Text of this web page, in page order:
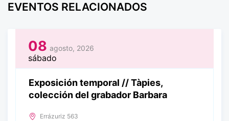
EVENTOS RELACIONADOS
08 agosto, 2026
sábado
Exposición temporal // Tàpies,
colección del grabador Barbara
Errázuriz 563